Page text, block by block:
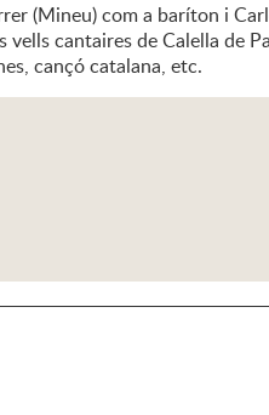
(Mineu) com a baríton i
cantaires de Calella de
cançó catalana, etc.